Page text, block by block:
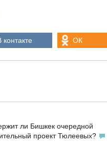
контакте ОК
ли Бишкек очередной
проект Тюлеевых?